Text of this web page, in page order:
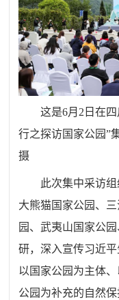
这是6月2日在
行之探访国家公园”
摄
此次集中采访
大熊猫国家公园、
园、武夷山国家公
研，深入宣传习近
以国家公园为主体
公园为补充的自然